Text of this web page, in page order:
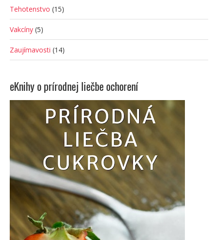
Tehotenstvo (15)
Vakcíny (5)
Zaujímavosti (14)
eKnihy o prírodnej liečbe ochorení